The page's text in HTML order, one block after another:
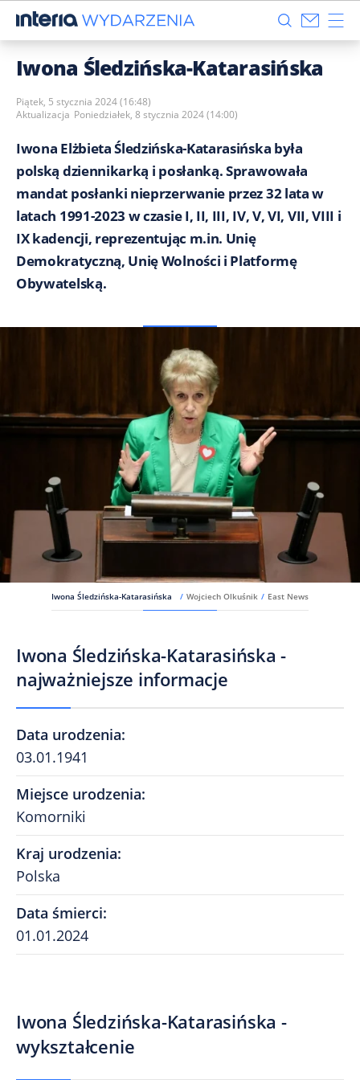
Iwona Śledzińska-Katarasińska
Piątek, 5 stycznia 2024 (16:48)
Aktualizacja Poniedziałek, 8 stycznia 2024 (14:00)
Iwona Elżbieta Śledzińska-Katarasińska była
polską dziennikarką i posłanką. Sprawowała
mandat posłanki nieprzerwanie przez 32 lata w
latach 1991-2023 w czasie I, II, III, IV, V, VI, VII, VIII i
IX kadencji, reprezentując m.in. Unię
Demokratyczną, Unię Wolności i Platformę
Obywatelską.
Iwona Śledzińska-Katarasińska / Wojciech Olkuśnik / East News
Iwona Śledzińska-Katarasińska -
najważniejsze informacje
Data urodzenia:
03.01.1941
Miejsce urodzenia:
Komorniki
Kraj urodzenia:
Polska
Data śmierci:
01.01.2024
Iwona Śledzińska-Katarasińska -
wykształcenie